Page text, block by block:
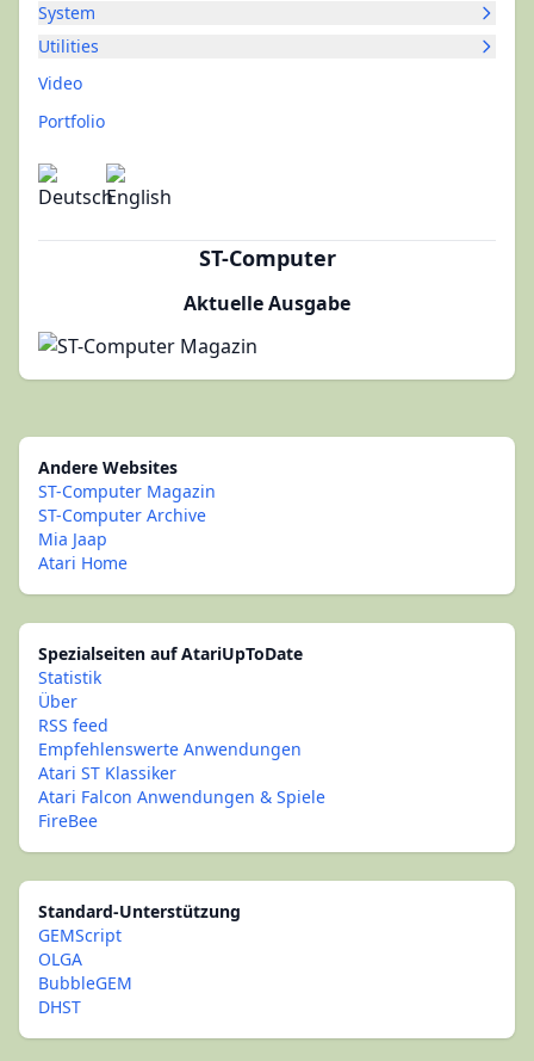
System
Utilities
Video
Portfolio
ST-Computer
Aktuelle Ausgabe
Andere Websites
ST-Computer Magazin
ST-Computer Archive
Mia Jaap
Atari Home
Spezialseiten auf AtariUpToDate
Statistik
Über
RSS feed
Empfehlenswerte Anwendungen
Atari ST Klassiker
Atari Falcon Anwendungen & Spiele
FireBee
Standard-Unterstützung
GEMScript
OLGA
BubbleGEM
DHST